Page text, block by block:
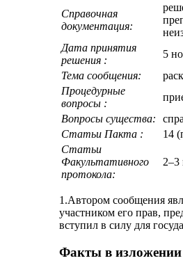
Справочная
документация:
Дата принятия
решения :
5
Тема сообщения:
Процедурные
вопросы :
Вопросы существа:
Статьи Пакта :
14
Статьи
Факультативного
протокола:
2–3
1.Автором сообщения
участником его прав,
вступил в силу для
Факты в изложении